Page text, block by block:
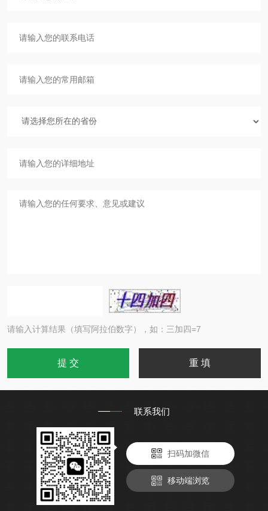
请输入计算结果（填写阿拉伯数字），如：三加四=7
联系我们
扫码加微信
移动端浏览